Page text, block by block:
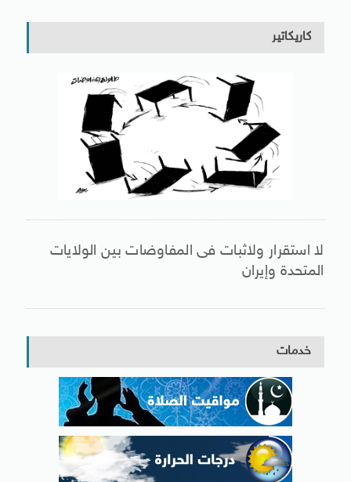
كاريكاتير
لا استقرار ولاثبات فى المفاوضات بين الولايات
المتحدة وإيران
خدمات